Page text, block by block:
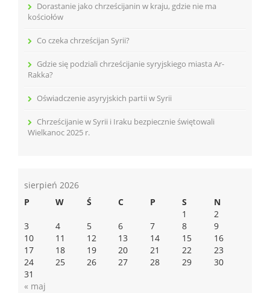
Dorastanie jako chrześcijanin w kraju, gdzie nie ma
kościołów
Co czeka chrześcijan Syrii?
Gdzie się podziali chrześcijanie syryjskiego miasta Ar-
Rakka?
Oświadczenie asyryjskich partii w Syrii
Chrześcijanie w Syrii i Iraku bezpiecznie świętowali
Wielkanoc 2025 r.
sierpień 2026
P
W Ś C P S N
« maj
1
2
3
4 5 6 7 8
9
10
11 12 13 14 15
16
17
18 19 20 21 22
23
24
25 26 27 28 29
30
31